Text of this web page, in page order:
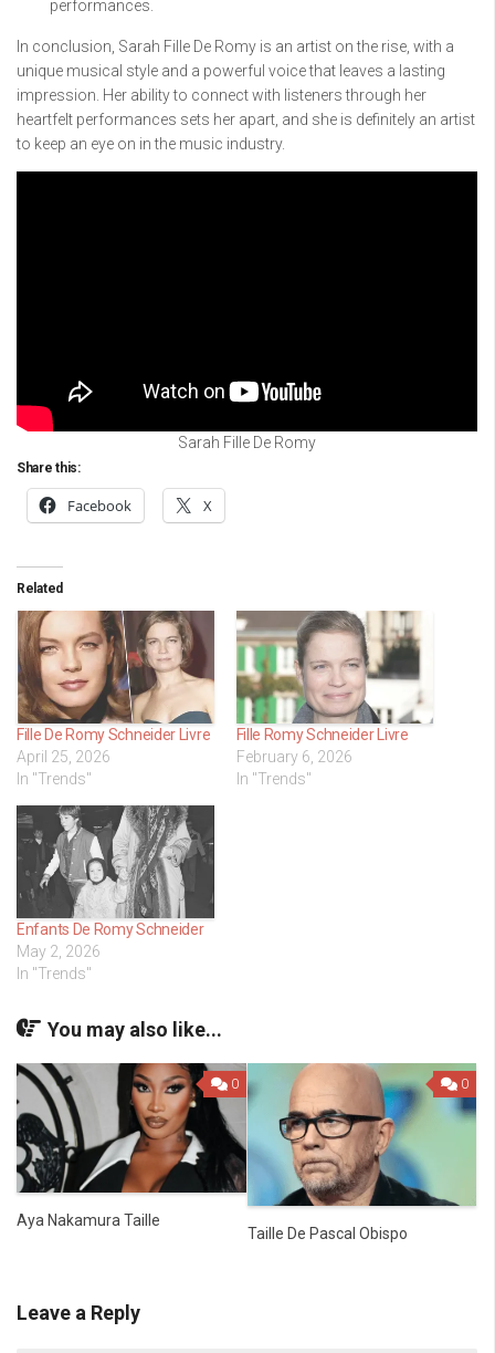
performances.
In conclusion, Sarah Fille De Romy is an artist on the rise, with a
unique musical style and a powerful voice that leaves a lasting
impression. Her ability to connect with listeners through her
heartfelt performances sets her apart, and she is definitely an artist
to keep an eye on in the music industry.
Sarah Fille De Romy
Share this:
Facebook X
Related
Fille De Romy Schneider Livre
April 25, 2026
In "Trends"
Fille Romy Schneider Livre
February 6, 2026
In "Trends"
Enfants De Romy Schneider
May 2, 2026
In "Trends"
You may also like...
0
Aya Nakamura Taille
0
Taille De Pascal Obispo
Leave a Reply